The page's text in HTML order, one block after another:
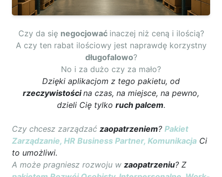
Czy da się negocjować inaczej niż ceną i ilością?
A czy ten rabat ilościowy jest naprawdę korzystny
długofalowo?
No i za dużo czy za mało?
Dzięki aplikacjom z tego pakietu, od
rzeczywistościna czas, na miejsce, na pewno,
dzieli Cię tylko ruch palcem.
Czy chcesz zarządzać zaopatrzeniem? Pakiet
Zarządzanie, HR Business Partner, Komunikacja Ci
to umożliwi.
A może pragniesz rozwoju w zaopatrzeniu? Z